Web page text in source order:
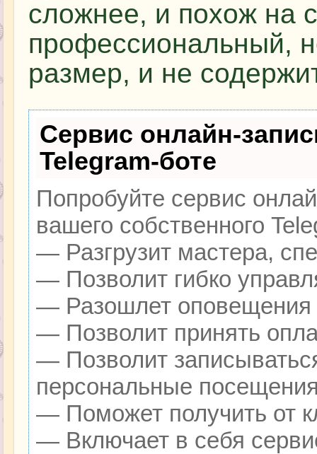
сложнее, и похож на
профессиональный,
размер, и не
Сервис онлайн-
Telegram-боте
Попробуйте сервис
вашего собственного
— Разгрузит мастера,
— Позволит гибко
— Разошлет оповещения
— Позволит принять
— Позволит
персональные
— Поможет получить от
— Включает в себя